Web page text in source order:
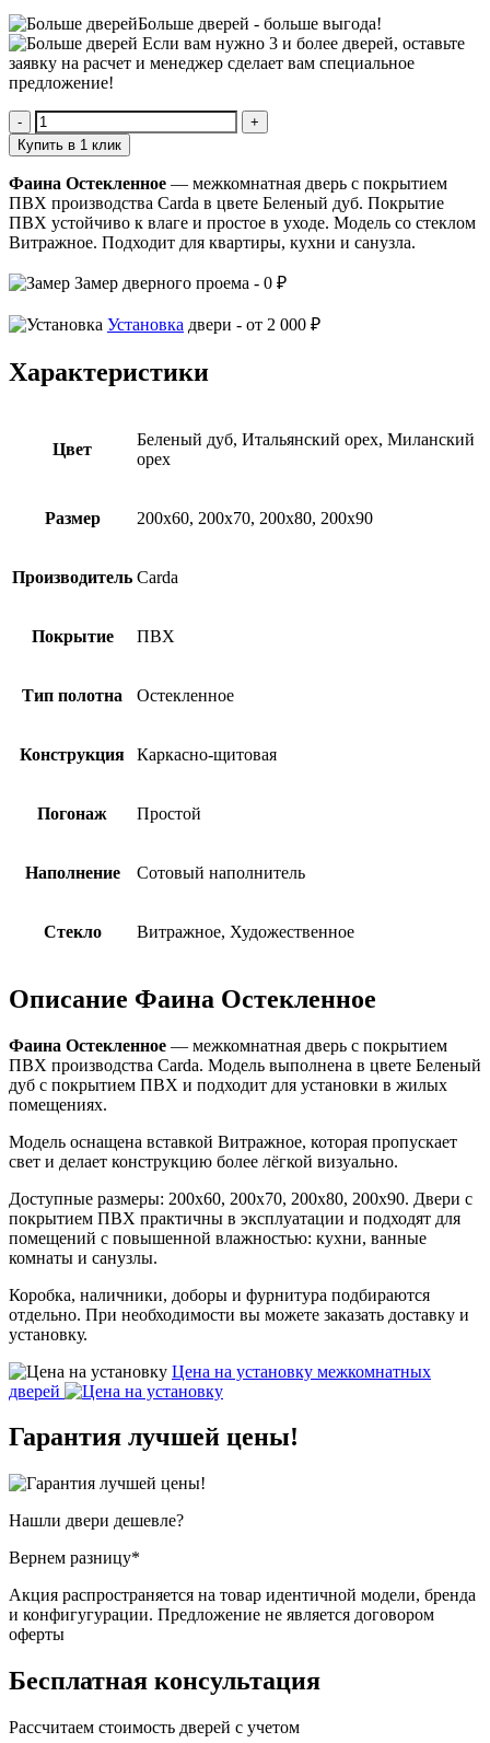
Больше дверей - больше выгода!
Если вам нужно 3 и более дверей, оставьте
заявку на расчет и менеджер сделает вам специальное
предложение!
Количество
Фаина
Остекленное
Купить в 1 клик
Фаина Остекленное — межкомнатная дверь с покрытием
ПВХ производства Carda в цвете Беленый дуб. Покрытие
ПВХ устойчиво к влаге и простое в уходе. Модель со стеклом
Витражное. Подходит для квартиры, кухни и санузла.
Замер дверного проема - 0 ₽
Установка двери - от 2 000 ₽
Характеристики
Цвет
Беленый дуб, Итальянский орех, Миланский
орех
Размер 200х60, 200х70, 200х80, 200х90
Производитель Carda
Покрытие ПВХ
Тип полотна Остекленное
Конструкция Каркасно-щитовая
Погонаж Простой
Наполнение Сотовый наполнитель
Стекло Витражное, Художественное
Описание Фаина Остекленное
Фаина Остекленное — межкомнатная дверь с покрытием
ПВХ производства Carda. Модель выполнена в цвете Беленый
дуб с покрытием ПВХ и подходит для установки в жилых
помещениях.
Модель оснащена вставкой Витражное, которая пропускает
свет и делает конструкцию более лёгкой визуально.
Доступные размеры: 200х60, 200х70, 200х80, 200х90. Двери с
покрытием ПВХ практичны в эксплуатации и подходят для
помещений с повышенной влажностью: кухни, ванные
комнаты и санузлы.
Коробка, наличники, доборы и фурнитура подбираются
отдельно. При необходимости вы можете заказать доставку и
установку.
Цена на установку межкомнатных
дверей
Гарантия лучшей цены!
Нашли двери дешевле?
Вернем разницу*
Акция распространяется на товар идентичной модели, бренда
и конфигугурации. Предложение не является договором
оферты
Бесплатная консультация
Рассчитаем стоимость дверей с учетом